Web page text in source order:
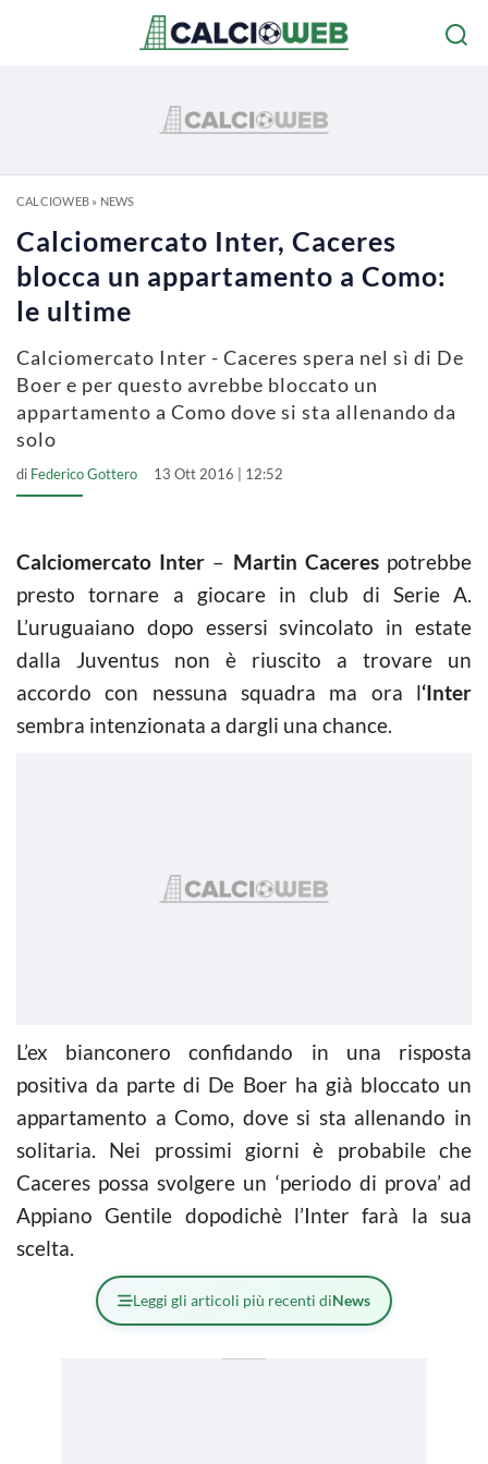
CALCIOWEB» NEWS
Calciomercato Inter, Caceres
blocca un appartamento a Como:
le ultime
Calciomercato Inter - Caceres spera nel sì di De
Boer e per questo avrebbe bloccato un
appartamento a Como dove si sta allenando da
solo
di Federico Gottero 13 Ott 2016 | 12:52
Calciomercato Inter – Martin Cacerespotrebbe
presto tornare a giocare in club di Serie A.
L’uruguaiano dopo essersi svincolato in estate
dalla Juventus non è riuscito a trovare un
accordo con nessuna squadra ma ora l‘Inter
sembra intenzionata a dargli una chance.
L’ex bianconero confidando in una risposta
positiva da parte di De Boer ha già bloccato un
appartamento a Como, dove si sta allenando in
solitaria. Nei prossimi giorni è probabile che
Caceres possa svolgere un ‘periodo di prova’ ad
Appiano Gentile dopodichè l’Inter farà la sua
scelta.
Leggi gli articoli più recenti diNews